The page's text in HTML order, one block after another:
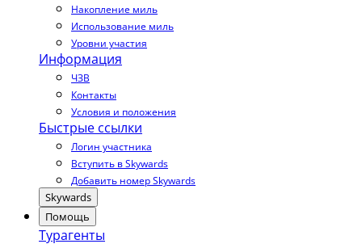
Накопление миль
Использование миль
Уровни участия
Информация
ЧЗВ
Контакты
Условия и положения
Быстрые ссылки
Логин участника
Вступить в Skywards
Добавить номер Skywards
Skywards
Помощь
Турагенты